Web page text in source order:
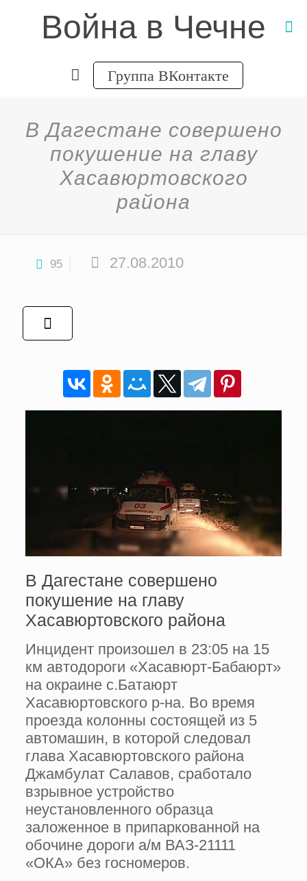
Война в Чечне
Группа ВКонтакте
В Дагестане совершено
покушение на главу
Хасавюртовского
района
95 27.08.2010
В Дагестане совершено
покушение на главу
Хасавюртовского района
Инцидент произошел в 23:05 на 15
км автодороги «Хасавюрт-Бабаюрт»
на окраине с.Батаюрт
Хасавюртовского р-на. Во время
проезда колонны состоящей из 5
автомашин, в которой следовал
глава Хасавюртовского района
Джамбулат Салавов, сработало
взрывное устройство
неустановленного образца
заложенное в припаркованной на
обочине дороги а/м ВАЗ-21111
«ОКА» без госномеров.